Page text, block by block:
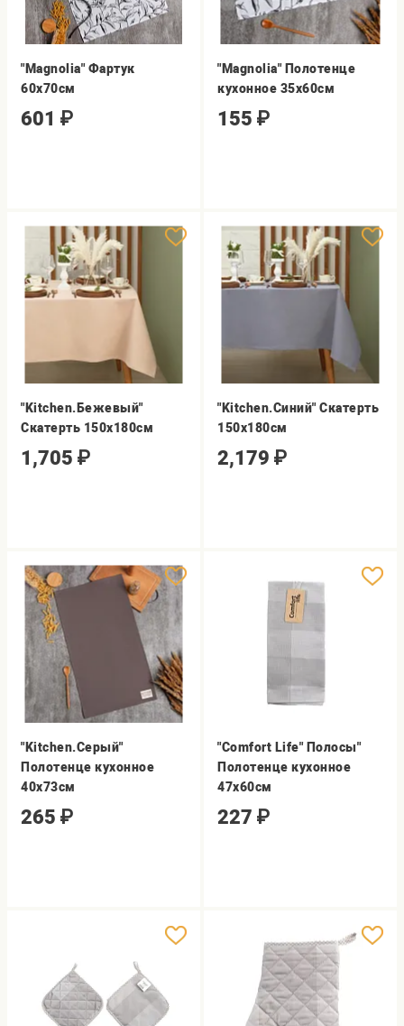
"Magnolia" Фартук
60х70см
601 ₽
"Magnolia" Полотенце
кухонное 35х60см
155 ₽
"Kitchen.Бежевый"
Скатерть 150х180см
1,705 ₽
"Kitchen.Синий" Скатерть
150х180см
2,179 ₽
"Kitchen.Серый"
Полотенце кухонное
40х73см
265 ₽
"Comfort Life" Полосы"
Полотенце кухонное
47х60см
227 ₽